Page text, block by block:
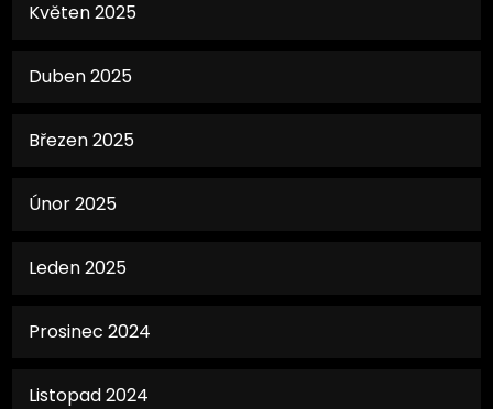
Květen 2025
Duben 2025
Březen 2025
Únor 2025
Leden 2025
Prosinec 2024
Listopad 2024